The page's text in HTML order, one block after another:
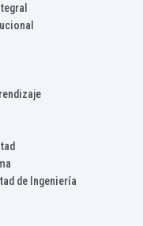
de Ingeniería